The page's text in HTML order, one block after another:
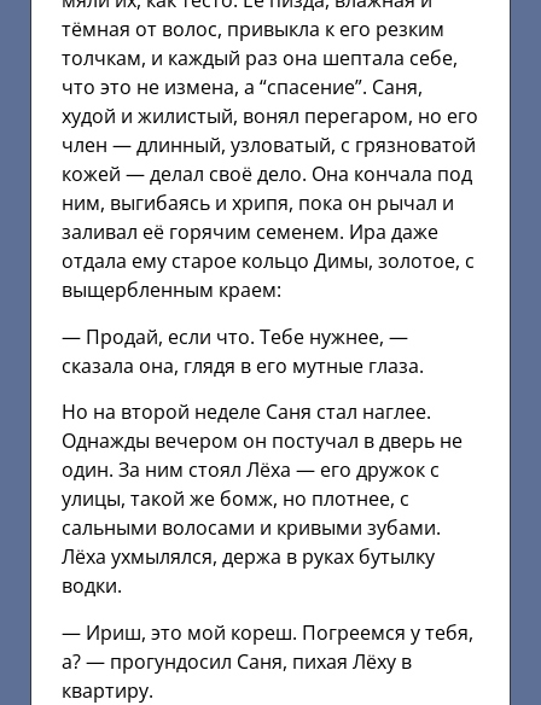
тёмная от волос, привыкла к его резким
толчкам, и каждый раз она шептала себе,
что это не измена, а “спасение”. Саня,
худой и жилистый, вонял перегаром, но его
член — длинный, узловатый, с грязноватой
кожей — делал своё дело. Она кончала под
ним, выгибаясь и хрипя, пока он рычал и
заливал её горячим семенем. Ира даже
отдала ему старое кольцо Димы, золотое, с
выщербленным краем:
— Продай, если что. Тебе нужнее, —
сказала она, глядя в его мутные глаза.
Но на второй неделе Саня стал наглее.
Однажды вечером он постучал в дверь не
один. За ним стоял Лёха — его дружок с
улицы, такой же бомж, но плотнее, с
сальными волосами и кривыми зубами.
Лёха ухмылялся, держа в руках бутылку
водки.
— Ириш, это мой кореш. Погреемся у тебя,
а? — прогундосил Саня, пихая Лёху в
квартиру.